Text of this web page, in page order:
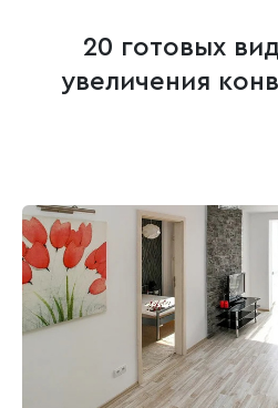
20 готовых
увеличения